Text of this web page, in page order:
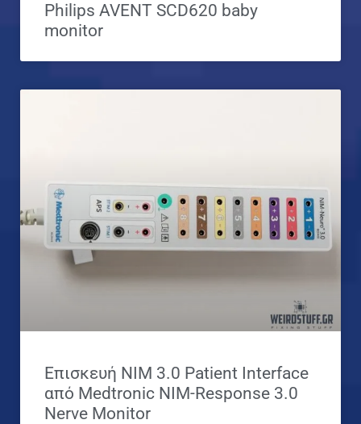
Philips AVENT SCD620 baby
monitor
Επισκευή NIM 3.0 Patient Interface
από Medtronic NIM-Response 3.0
Nerve Monitor